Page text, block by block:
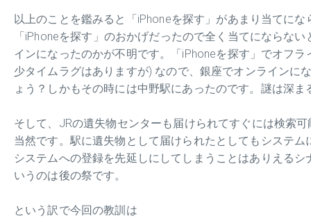
以上のことを鑑みると「iPhoneを探す」があまり当てに
「iPhoneを探す」のおかげだったので全く当てにならな
インになったのかが不明です。「iPhoneを探す」でオフ
少タイムラグはありますが) なので、銀座でオンラインに
ょう？しかもその時には中野駅にあったのです。謎は深ま
そして、JRの遺失物センターも届けられてすぐには検索
当然です。駅に遺失物として届けられたとしてもシステ
システムへの登録を先延しにしてしまうことはありえる
いうのは後の祭です。
という訳で今回の教訓は